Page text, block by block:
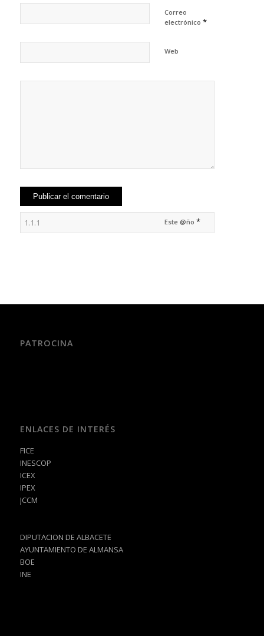
Correo
electrónico *
Web
Este @ño *
PATROCINA
ENLACES DE INTERÉS
FICE
INESCOP
ICEX
IPEX
JCCM
DIPUTACION DE ALBACETE
AYUNTAMIENTO DE ALMANSA
BOE
INE